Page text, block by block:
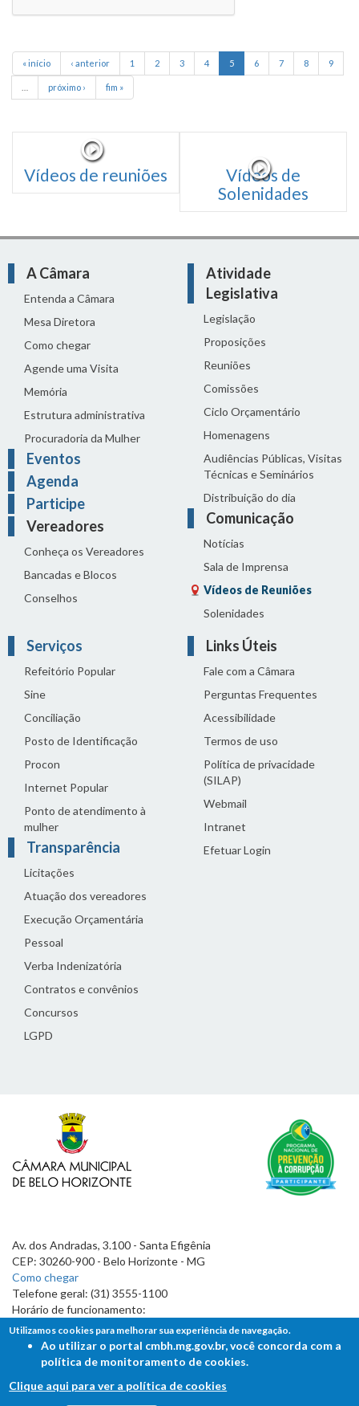
« início ‹ anterior 1 2 3 4 5 6 7 8 9
próximo › fim »
Vídeos de reuniões
Vídeos de
Solenidades
A Câmara
Entenda a Câmara
Mesa Diretora
Como chegar
Agende uma Visita
Memória
Estrutura administrativa
Procuradoria da Mulher
Eventos
Agenda
Participe
Vereadores
Conheça os Vereadores
Bancadas e Blocos
Conselhos
Atividade
Legislativa
Legislação
Proposições
Reuniões
Comissões
Ciclo Orçamentário
Homenagens
Audiências Públicas, Visitas
Técnicas e Seminários
Distribuição do dia
Comunicação
Notícias
Sala de Imprensa
Vídeos de Reuniões
Solenidades
Serviços
Refeitório Popular
Sine
Conciliação
Posto de Identificação
Procon
Internet Popular
Ponto de atendimento à
mulher
Transparência
Licitações
Atuação dos vereadores
Execução Orçamentária
Pessoal
Verba Indenizatória
Contratos e convênios
Concursos
LGPD
Links Úteis
Fale com a Câmara
Perguntas Frequentes
Acessibilidade
Termos de uso
Política de privacidade
(SILAP)
Webmail
Intranet
Efetuar Login
Av. dos Andradas, 3.100 - Santa Efigênia
CEP: 30260-900 - Belo Horizonte - MG
Como chegar
Telefone geral: (31) 3555-1100
Horário de funcionamento:
7h às 19h
Utilizamos cookies para melhorar sua experiência de navegação.
Ao utilizar o portal cmbh.mg.gov.br, você concorda com a
política de monitoramento de cookies.
Clique aqui para ver a política de cookies